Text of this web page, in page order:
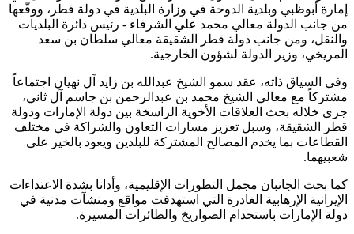
إمارة أبوظبي وبلدية الدوحة في وزارة البلدية في دولة قطر، ووقّعها
من جانب الدولة معالي محمد علي الشرفاء - رئيس دائرة البلديات
والنقل، ومن جانب دولة قطر الشقيقة معالي سلطان بن سعد
المريخي، وزير الدولة لشؤون الخارجية.
وفي السياق ذاته، عقد سمو الشيخ عبدالله بن زايد آل نهيان اجتماعاً
مشتركاً مع معالي الشيخ محمد بن عبدالرحمن بن جاسم آل ثاني،
جرى خلاله بحث العلاقات الأخوية الراسخة بين دولة الإمارات ودولة
قطر الشقيقة، وسبل تعزيز مسارات التعاون والشراكة في مختلف
القطاعات بما يخدم المصالح المشتركة للبلدين ويعود بالخير على
شعبيهما.
كما بحث الجانبان مجمل التطورات الإقليمية، وأدانا بشدة الاعتداءات
الإيرانية الإرهابية الغادرة التي استهدفت مواقع ومنشآت مدنية في
دولة الإمارات باستخدام الصواريخ والطائرات المسيرة.